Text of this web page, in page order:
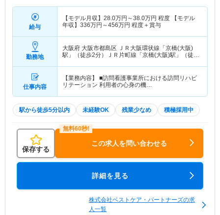
給与
【モデル月収】 28.0万円～38.0万円 程度 【モデル
年収】 336万円～456万円 程度＋賞与
勤務地
大阪府 大阪市都島区 ＪＲ大阪環状線「京橋(大阪)
駅」（徒歩2分）ＪＲ片町線「京橋(大阪)駅」（徒歩
仕事内容
【業務内容】 ■訪問看護事業所における訪問リハビ
リテーション 利用者の心身の機…
駅から徒歩5分以内 未経験OK 残業少なめ 積極採用中
保存する
この求人を問い合わせる
詳細を見る
株式会社ベストケア・パートナーズの求
人一覧